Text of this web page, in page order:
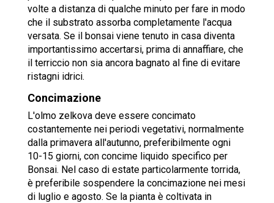
volte a distanza di qualche minuto per fare in modo
che il substrato assorba completamente l'acqua
versata. Se il bonsai viene tenuto in casa diventa
importantissimo accertarsi, prima di annaffiare, che
il terriccio non sia ancora bagnato al fine di evitare
ristagni idrici.
Concimazione
L'olmo zelkova deve essere concimato
costantemente nei periodi vegetativi, normalmente
dalla primavera all'autunno, preferibilmente ogni
10-15 giorni, con concime liquido specifico per
Bonsai. Nel caso di estate particolarmente torrida,
è preferibile sospendere la concimazione nei mesi
di luglio e agosto. Se la pianta è coltivata in